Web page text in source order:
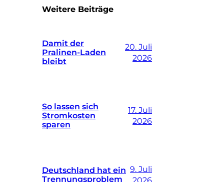
Weitere Beiträge
Damit der
Pralinen-Laden
bleibt
20. Juli
2026
So lassen sich
Stromkosten
sparen
17. Juli
2026
Deutschland hat ein
Trennungsproblem
9. Juli
2026